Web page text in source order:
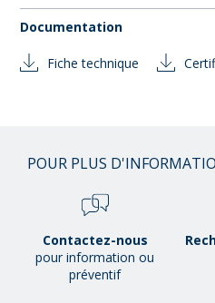
Documentation
Fiche technique
POUR PLUS
Contactez-nous
pour information ou
préventif